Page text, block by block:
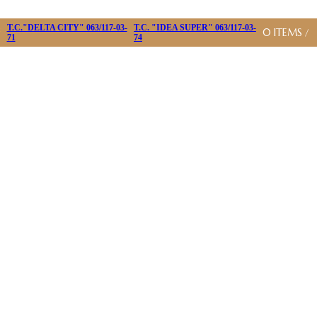
T.C."DELTA CITY" 063/117-03-
71
T.C. "IDEA SUPER" 063/117-03-
74
0ITEMS /